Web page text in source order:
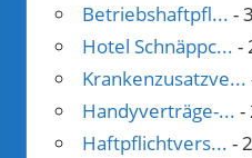
Betriebshaftpfl... -
Hotel Schnäppc... -
Krankenzusatzve...
Handyverträge-... -
Haftpflichtvers... -